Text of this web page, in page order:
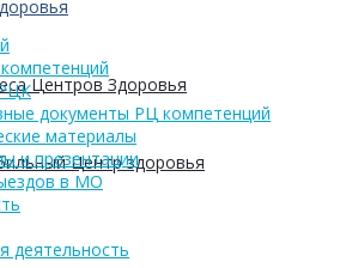
Центров Здоровья
Центр здоровья
документы РЦ компетенций
материалы
и презентации
в МО
деятельность